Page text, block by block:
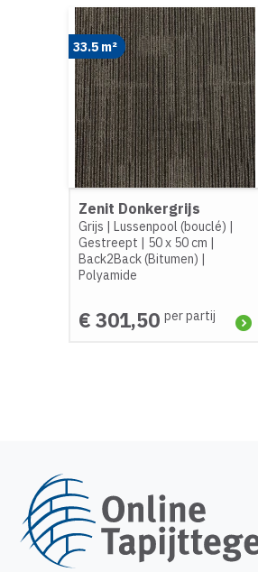
33.5 m²
Zenit Donkergrijs
Grijs | Lussenpool (bouclé) |
Gestreept | 50 x 50 cm |
Back2Back (Bitumen) |
Polyamide
€ 301,50 per partij